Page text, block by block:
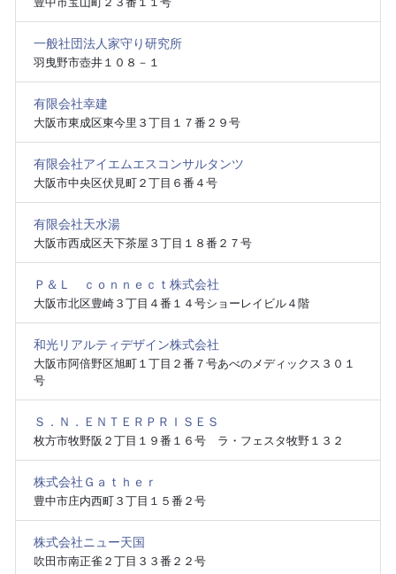
一般社団法人家守り研究所
羽曳野市壺井１０８－１
有限会社幸建
大阪市東成区東今里３丁目１７番２９号
有限会社アイエムエスコンサルタンツ
大阪市中央区伏見町２丁目６番４号
有限会社天水湯
大阪市西成区天下茶屋３丁目１８番２７号
Ｐ＆Ｌ ｃｏｎｎｅｃｔ株式会社
大阪市北区豊崎３丁目４番１４号ショーレイビル４階
和光リアルティデザイン株式会社
大阪市阿倍野区旭町１丁目２番７号あべのメディックス３０１
号
Ｓ．Ｎ．ＥＮＴＥＲＰＲＩＳＥＳ
枚方市牧野阪２丁目１９番１６号 ラ・フェスタ牧野１３２
株式会社Ｇａｔｈｅｒ
豊中市庄内西町３丁目１５番２号
株式会社ニュー天国
吹田市南正雀２丁目３３番２２号